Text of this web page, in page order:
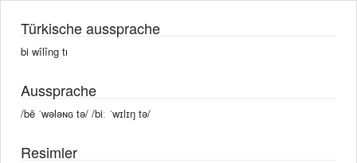
Türkische aussprache
bi wîlîng tı
Aussprache
/bē ˈwələɴɢ tə/ /biː ˈwɪlɪŋ tə/
Resimler